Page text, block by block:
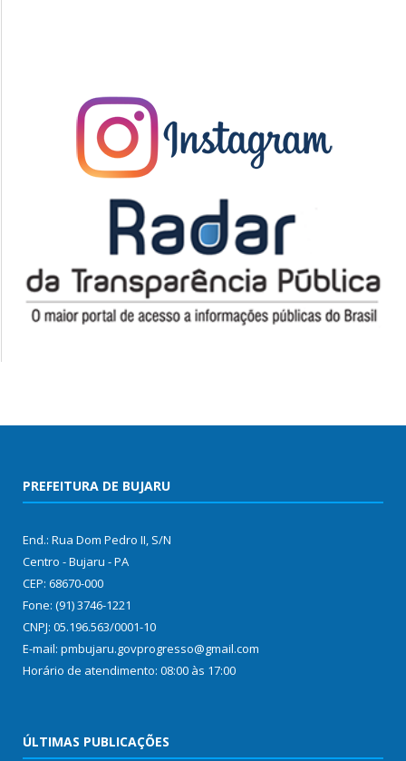
PREFEITURA DE BUJARU
End.: Rua Dom Pedro II, S/N
Centro - Bujaru - PA
CEP: 68670-000
Fone: (91) 3746-1221
CNPJ: 05.196.563/0001-10
E-mail: pmbujaru.govprogresso@gmail.com
Horário de atendimento: 08:00 às 17:00
ÚLTIMAS PUBLICAÇÕES